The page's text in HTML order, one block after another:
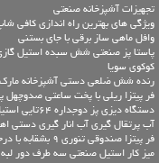
تجهیزات آشپزخانه صنعتی
ویژگی های بهترین راه اندازی کافی
وافل ماهی ساز برقی با جای بستنی
پاستا پز صنعتی شش سبده استیل
کوکوی سویا
رنده شش ضلعی دستی آشپزخانه
فر پیتزا ریلی با پخت ساعتی صدوچهل
دستگاه دیزی پز دوجداره 64تایی استیل
آب پرتقال گیری آب انار گیری دستی
فر پیتزا صندوقی تنوری 9 بشقابه با درجه دیجیتال
میز کار استیل صنعتی سه طرف دور